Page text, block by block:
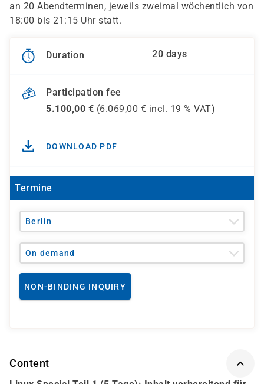
an 20 Abendterminen, jeweils zweimal wöchentlich von
18:00 bis 21:15 Uhr statt.
Duration 20 days
Participation fee
5.100,00 € (6.069,00 € incl. 19 % VAT)
DOWNLOAD PDF
Termine
Berlin
On demand
NON-BINDING INQUIRY
Content